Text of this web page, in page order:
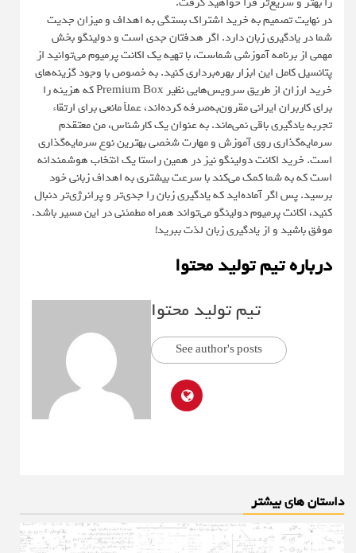
در نهایت تصمیم به خرید اشتراک بستگی به اهداف و میزان جدیت
شما در یادگیری زبان دارد. اگر هدفتان جدی است و دولینگو بخش
مهمی از برنامه آموزشی شماست، با تهیه یک اکانت پرمیوم می‌توانید از
پتانسیل کامل این ابزار بهره‌برداری کنید. به خصوص با وجود گزینه‌های
خرید ارزان از طریق سرویس‌هایی نظیر Premium Box که هزینه را
برای کاربران ایرانی مقرون‌به‌صرفه کرده‌اند، عملاً مانعی برای ارتقاء
تجربه یادگیری باقی نمی‌ماند. به عنوان یک کارشناس، من معتقدم
سرمایه‌گذاری روی آموزش و مهارت شخصی بهترین نوع سرمایه‌گذاری
است. خرید اکانت دولینگو نیز در همین راستا یک انتخاب هوشمندانه
است که به شما کمک می‌کند با سرعت بیشتری به اهداف زبانی خود
برسید. پس اگر آماده‌اید که یادگیری زبان را جدی‌تر و پرانرژی‌تر دنبال
کنید، اکانت پرمیوم دولینگو می‌تواند همراه مطمئنی در این مسیر باشد.
موفق باشید و از یادگیری زبان لذت ببرید!
درباره تیم تولید محتوا
تیم تولید محتوا
See author's posts
داستان های بیشتر